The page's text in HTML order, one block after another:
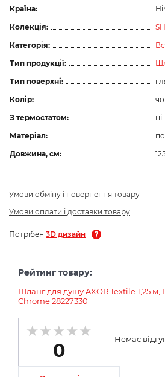
Країна:
Колекція:
Категорія:
Тип продукції:
Тип поверхні:
Колір:
З термостатом:
ні
Матеріал:
Довжина, см:
Умови обміну і повернення товару
Умови оплати і доставки товару
Потрібен 3D дизайн
Рейтинг товару:
Шланг для душу AXOR Textile 1,25 м,
Chrome 28227330
0
Немає